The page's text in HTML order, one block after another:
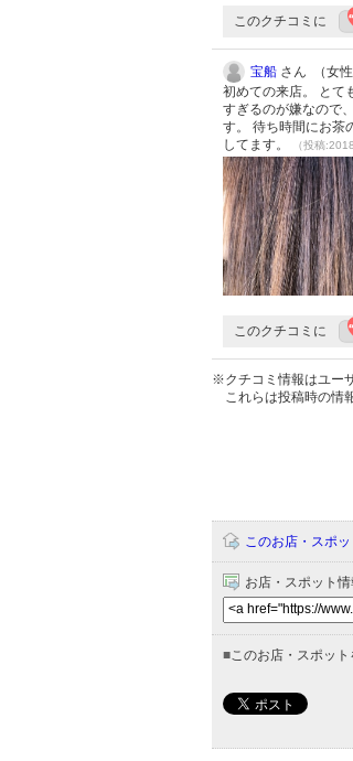
このクチコミに
宝船 さん （女性
初めての来店。 とて
すぎるのが嫌なので
す。 待ち時間にお茶
してます。
（投稿
このクチコミに
※クチコミ情報はユー
これらは投稿時の情
このお店・スポ
お店・スポット
■ このお店・スポッ